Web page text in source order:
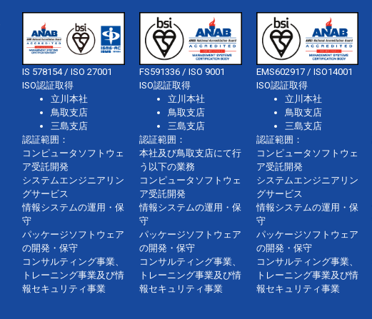
IS 578154 / ISO 27001
ISO認証取得
立川本社
鳥取支店
三島支店
認証範囲：
コンピュータソフトウェ
ア受託開発
システムエンジニアリン
グサービス
情報システムの運用・保
守
パッケージソフトウェア
の開発・保守
コンサルティング事業、
トレーニング事業及び情
報セキュリティ事業
FS591336 / ISO 9001
ISO認証取得
立川本社
鳥取支店
三島支店
認証範囲：
本社及び鳥取支店にて行
う以下の業務
コンピュータソフトウェ
ア受託開発
情報システムの運用・保
守
パッケージソフトウェア
の開発・保守
コンサルティング事業、
トレーニング事業及び情
報セキュリティ事業
EMS602917 / ISO14001
ISO認証取得
立川本社
鳥取支店
三島支店
認証範囲：
コンピュータソフトウェ
ア受託開発
システムエンジニアリン
グサービス
情報システムの運用・保
守
パッケージソフトウェア
の開発・保守
コンサルティング事業、
トレーニング事業及び情
報セキュリティ事業